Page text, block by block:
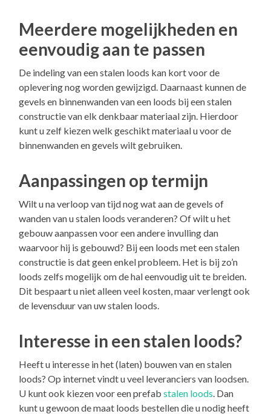
Meerdere mogelijkheden en
eenvoudig aan te passen
De indeling van een stalen loods kan kort voor de
oplevering nog worden gewijzigd. Daarnaast kunnen de
gevels en binnenwanden van een loods bij een stalen
constructie van elk denkbaar materiaal zijn. Hierdoor
kunt u zelf kiezen welk geschikt materiaal u voor de
binnenwanden en gevels wilt gebruiken.
Aanpassingen op termijn
Wilt u na verloop van tijd nog wat aan de gevels of
wanden van u stalen loods veranderen? Of wilt u het
gebouw aanpassen voor een andere invulling dan
waarvoor hij is gebouwd? Bij een loods met een stalen
constructie is dat geen enkel probleem. Het is bij zo’n
loods zelfs mogelijk om de hal eenvoudig uit te breiden.
Dit bespaart u niet alleen veel kosten, maar verlengt ook
de levensduur van uw stalen loods.
Interesse in een stalen loods?
Heeft u interesse in het (laten) bouwen van en stalen
loods? Op internet vindt u veel leveranciers van loodsen.
U kunt ook kiezen voor een prefabstalen loods . Dan
kunt u gewoon de maat loods bestellen die u nodig heeft